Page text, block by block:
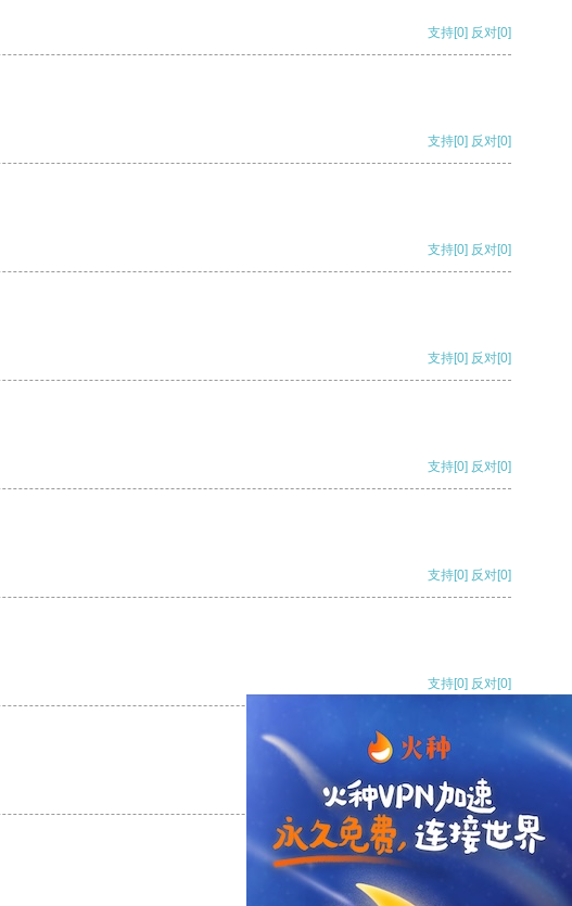
支持[0] 反对[0]
支持[0] 反对[0]
支持[0] 反对[0]
支持[0] 反对[0]
支持[0] 反对[0]
支持[0] 反对[0]
支持[0] 反对[0]
支持[0] 反对
支持